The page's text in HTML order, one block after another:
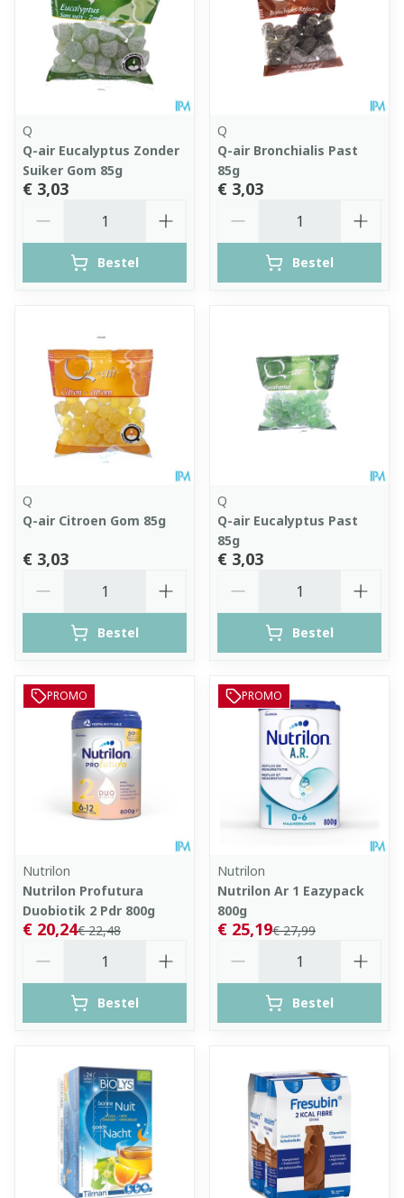
Q
Q-air Eucalyptus Zonder
Suiker Gom 85g
€ 3,03
Bestel
Q
Q-air Bronchialis Past
85g
€ 3,03
Bestel
Q
Q-air Citroen Gom 85g
€ 3,03
Bestel
Q
Q-air Eucalyptus Past
85g
€ 3,03
Bestel
PROMO
Nutrilon
Nutrilon Profutura
Duobiotik 2 Pdr 800g
€ 22,48
€ 20,24
Bestel
PROMO
Nutrilon
Nutrilon Ar 1 Eazypack
800g
€ 27,99
€ 25,19
Bestel